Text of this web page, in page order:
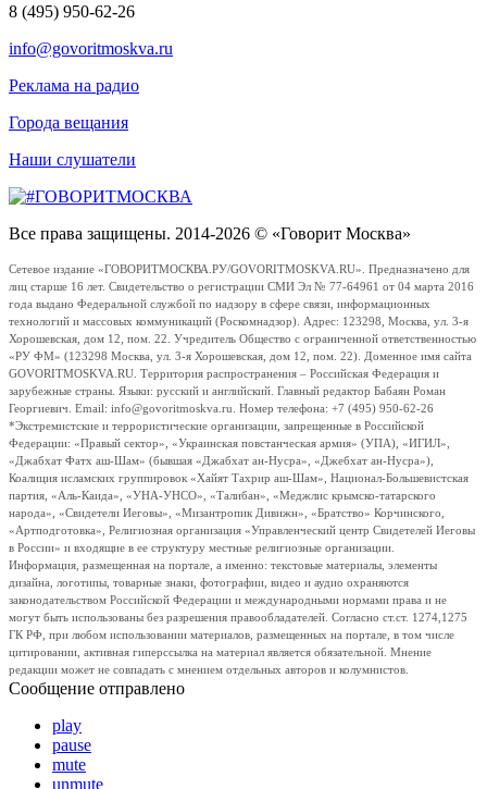
8 (495) 950-62-26
info@govoritmoskva.ru
Реклама на радио
Города вещания
Наши слушатели
Все права защищены. 2014-2026 © «Говорит Москва»
Сетевое издание «ГОВОРИТМОСКВА.РУ/GOVORITMOSKVA.RU». Предназначено для
лиц старше 16 лет. Свидетельство о регистрации СМИ Эл № 77-64961 от 04 марта 2016
года выдано Федеральной службой по надзору в сфере связи, информационных
технологий и массовых коммуникаций (Роскомнадзор). Адрес: 123298, Москва, ул. 3-я
Хорошевская, дом 12, пом. 22. Учредитель Общество с ограниченной ответственностью
«РУ ФМ» (123298 Москва, ул. 3-я Хорошевская, дом 12, пом. 22). Доменное имя сайта
GOVORITMOSKVA.RU. Территория распространения – Российская Федерация и
зарубежные страны. Языки: русский и английский. Главный редактор Бабаян Роман
Георгиевич. Email: info@govoritmoskva.ru. Номер телефона: +7 (495) 950-62-26
*Экстремистские и террористические организации, запрещенные в Российской
Федерации: «Правый сектор», «Украинская повстанческая армия» (УПА), «ИГИЛ»,
«Джабхат Фатх аш-Шам» (бывшая «Джабхат ан-Нусра», «Джебхат ан-Нусра»),
Коалиция исламских группировок «Хайят Тахрир аш-Шам», Национал-Большевистская
партия, «Аль-Каида», «УНА-УНСО», «Талибан», «Меджлис крымско-татарского
народа», «Свидетели Иеговы», «Мизантропик Дивижн», «Братство» Корчинского,
«Артподготовка», Религиозная организация «Управленческий центр Свидетелей Иеговы
в России» и входящие в ее структуру местные религиозные организации.
Информация, размещенная на портале, а именно: текстовые материалы, элементы
дизайна, логотипы, товарные знаки, фотографии, видео и аудио охраняются
законодательством Российской Федерации и международными нормами права и не
могут быть использованы без разрешения правообладателей. Согласно ст.ст. 1274,1275
ГК РФ, при любом использовании материалов, размещенных на портале, в том числе
цитировании, активная гиперссылка на материал является обязательной. Мнение
редакции может не совпадать с мнением отдельных авторов и колумнистов.
Сообщение отправлено
play
pause
mute
unmute